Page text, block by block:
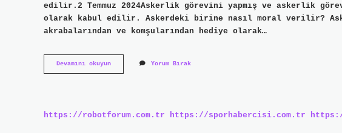
edilir.2 Temmuz 2024Askerlik görevini yapmış ve askerlik
olarak kabul edilir. Askerdeki birine nasıl moral verilir?
akrabalarından ve komşularından hediye olarak…
Devamını okuyunAskere
Giden
Yorum Bırak
https://robotforum.com.tr https://sporhabercisi.com.tr